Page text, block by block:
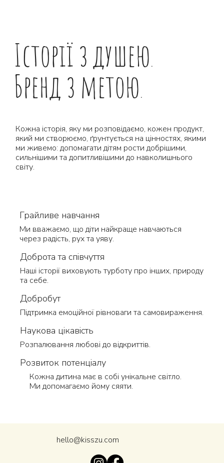
Історії з душею.
Бренд з метою.
Кожна історія, яку ми розповідаємо, кожен продукт,
який ми створюємо, ґрунтується на цінностях, якими
ми живемо: допомагати дітям рости добрішими,
сильнішими та допитливішими до навколишнього
світу.
Грайливе навчання
Ми вважаємо, що діти найкраще навчаються
через радість, рух та уяву.
Доброта та співчуття
Наші історії виховують турботу про інших, природу
та себе.
Добробут
Підтримка емоційної рівноваги та самовираження.
Наукова цікавість
Розпалювання любові до відкриттів.
Розвиток потенціалу
Кожна дитина має в собі унікальне світло.
Ми допомагаємо йому сяяти.
hello@kisszu.com